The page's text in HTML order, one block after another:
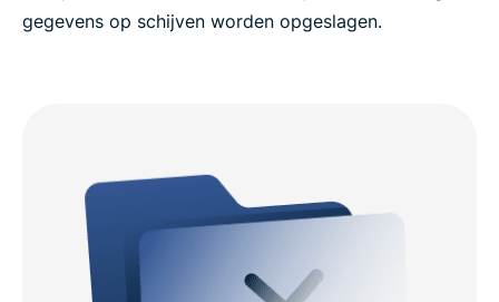
gegevens op schijven worden opgeslagen.